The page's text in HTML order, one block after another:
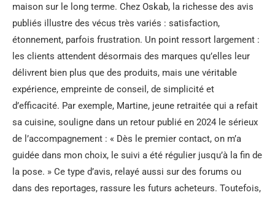
maison sur le long terme. Chez Oskab, la richesse des avis
publiés illustre des vécus très variés : satisfaction,
étonnement, parfois frustration. Un point ressort largement :
les clients attendent désormais des marques qu’elles leur
délivrent bien plus que des produits, mais une véritable
expérience, empreinte de conseil, de simplicité et
d’efficacité. Par exemple, Martine, jeune retraitée qui a refait
sa cuisine, souligne dans un retour publié en 2024 le sérieux
de l’accompagnement : « Dès le premier contact, on m’a
guidée dans mon choix, le suivi a été régulier jusqu’à la fin de
la pose. » Ce type d’avis, relayé aussi sur des forums ou
dans des reportages, rassure les futurs acheteurs. Toutefois,